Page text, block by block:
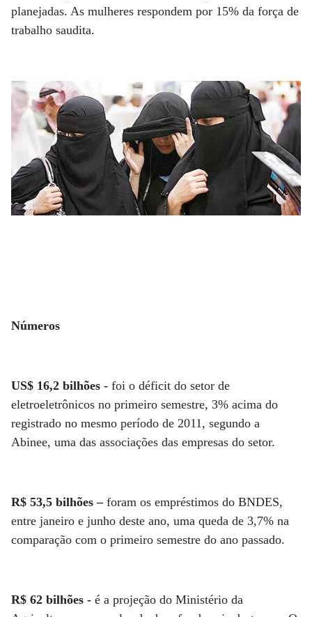
planejadas. As mulheres respondem por 15% da força de
trabalho saudita.
Números
US$ 16,2 bilhões - foi o déficit do setor de
eletroeletrônicos no primeiro semestre, 3% acima do
registrado no mesmo período de 2011, segundo a
Abinee, uma das associações das empresas do setor.
R$ 53,5 bilhões –foram os empréstimos do BNDES,
entre janeiro e junho deste ano, uma queda de 3,7% na
comparação com o primeiro semestre do ano passado.
R$ 62 bilhões - é a projeção do Ministério da